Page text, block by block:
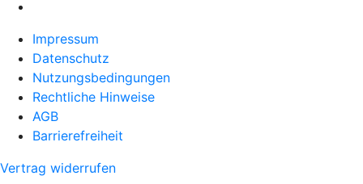
Impressum
Datenschutz
Nutzungsbedingungen
Rechtliche Hinweise
AGB
Barrierefreiheit
Vertrag widerrufen